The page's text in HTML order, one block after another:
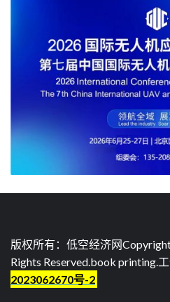
版权所有：低空经济网
Rights Reserved.book printing.
2023062670号-2